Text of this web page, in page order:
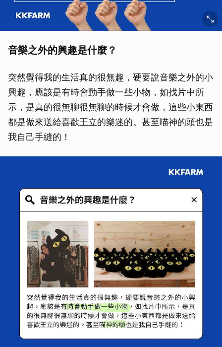
音樂之外的興趣是什麼？
突然覺得我的生活真的很無趣，硬要說音樂之外的小
興趣，應該是有時會動手做一些小物，如找片中所
示，是真的很無聊很無聊的時候才會做，這些小東西
都是做來送給喜歡王立的樂迷的。甚至喵神的頭也是
我自己手縫的！